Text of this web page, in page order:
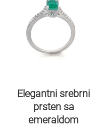
Elegantni srebrni
prsten sa
emeraldom